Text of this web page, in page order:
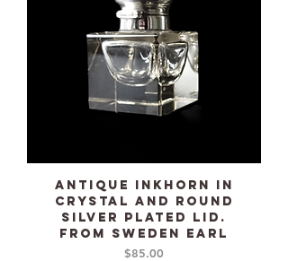
Antique Inkhorn in
crystal and round
silver plated lid.
From Sweden earl
価格
$85.00